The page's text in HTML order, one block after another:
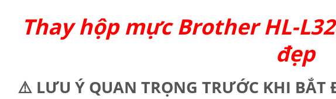
Thay hộp mực Brother HL-
đẹp
⚠️ LƯU Ý QUAN TRỌNG TRƯỚC KHI BẮT